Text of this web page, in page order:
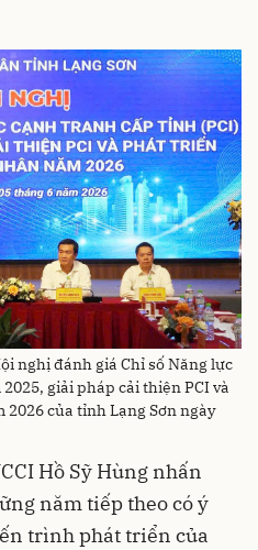
nghị đánh giá Chỉ số Năng lực
giải pháp cải thiện PCI và
của tỉnh Lạng Sơn ngày
Hồ Sỹ Hùng nhấn
năm tiếp theo có ý
trình phát triển của